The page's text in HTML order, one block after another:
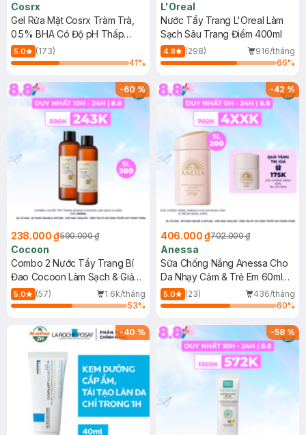
Cosrx
Gel Rửa Mặt Cosrx Tràm Trà,
0.5% BHA Có Độ pH Thấp
150ml
5.0
(173)
41%
L'Oreal
Nước Tẩy Trang L'Oreal Làm
Sạch Sâu Trang Điểm 400ml
4.8 (298)
916/tháng
66%
-60%
238.000 ₫590.000 ₫
Cocoon
Combo 2 Nước Tẩy Trang Bí
Đao Cocoon Làm Sạch & Giảm
Dầu 500ml
5.0 (57)
1.6k/tháng
53%
-42%
406.000 ₫702.000 ₫
Anessa
Sữa Chống Nắng Anessa Cho
Da Nhạy Cảm & Trẻ Em 60ml
(Mới)
5.0 (23)
436/tháng
60%
-40 % -58%